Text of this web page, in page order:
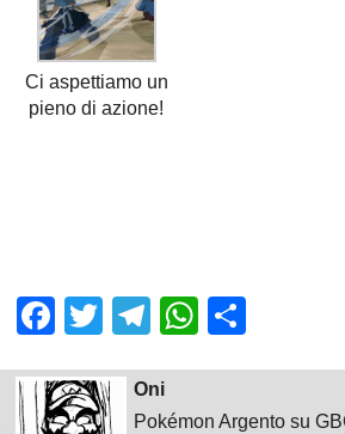
Ci aspettiamo un
pieno di azione!
Facebook
TwitterTelegram
Oni
Pokémon Argento su